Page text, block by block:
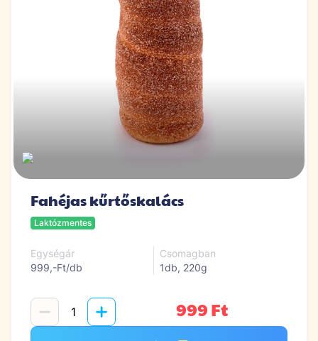
Fahéjas kűrtőskalács
Laktózmentes
Egységár
999,-Ft/db
Csomagban
1db, 220g
999 Ft